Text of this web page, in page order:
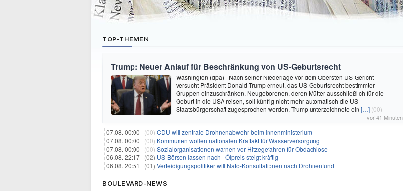
TOP-THEMEN
Trump: Neuer Anlauf für Beschränkung von US-Geburtsrecht
Washington (dpa) - Nach seiner Niederlage vor dem Obersten US-Gericht
versucht Präsident Donald Trump erneut, das US-Geburtsrecht bestimmter
Gruppen einzuschränken. Neugeborenen, deren Mütter ausschließlich für die
Geburt in die USA reisen, soll künftig nicht mehr automatisch die US-
Staatsbürgerschaft zugesprochen werden. Trump unterzeichnete ein […] (00)
vor 41 Minuten
07.08. 00:00 | (00) CDU will zentrale Drohnenabwehr beim Innenministerium
07.08. 00:00 | (00) Kommunen wollen nationalen Kraftakt für Wasserversorgung
07.08. 00:00 | (00) Sozialorganisationen warnen vor Hitzegefahren für Obdachlose
06.08. 22:17 | (02) US-Börsen lassen nach - Ölpreis steigt kräftig
06.08. 20:51 | (01) Verteidigungspolitiker will Nato-Konsultationen nach Drohnenfund
BOULEVARD-NEWS